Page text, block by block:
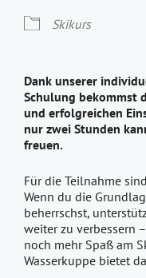
Skikurs
Dank unserer
Schulung bekommst
und erfolgreichen
nur zwei Stunden
freuen.
Für die Teilnahme
Wenn du die
beherrschst,
weiter zu verbessern
noch mehr Spaß am
Wasserkuppe bietet